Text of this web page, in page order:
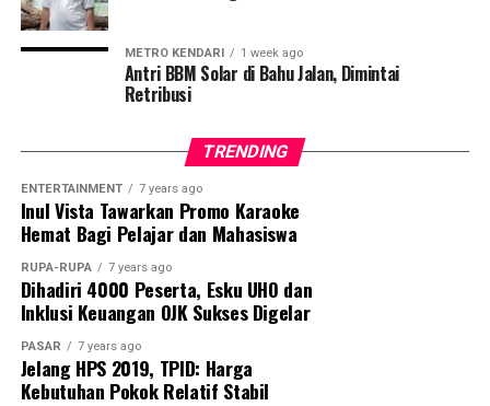
dipidana,” ujarnya, Jumat, 24 April 2026.
Ia menambahkan bahwa ancaman tersebut melibatkan
rencana pengerahan aparat penegak hukum.
“Disebutkan akan melibatkan anggota Reskrim untuk
memproses warga jika tetap membuka lahan,”
imbuhnya.
Padahal, warga Desa Tatangga dan Desa Lanowulu
mengklaim telah mengajukan proposal resmi sejak 22
Desember 2025 namun tidak mendapatkan tanggapan.
“Jangan sampai hukum hanya tajam ke bawah, tapi
tumpul ke atas,” tegas Kamarudin.
METRO KENDARI 1 week ago
Antri BBM Solar di Bahu Jalan, Dimintai
Retribusi
TRENDING
ENTERTAINMENT 7 years ago
Inul Vista Tawarkan Promo Karaoke
Hemat Bagi Pelajar dan Mahasiswa
RUPA-RUPA 7 years ago
Dihadiri 4000 Peserta, Esku UHO dan
Inklusi Keuangan OJK Sukses Digelar
PASAR 7 years ago
Jelang HPS 2019, TPID: Harga
Kebutuhan Pokok Relatif Stabil